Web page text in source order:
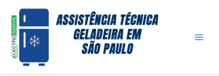
para
conteúdo